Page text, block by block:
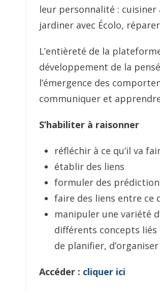
leur personnalité : cuisiner
jardiner avec Écolo,
L’entièreté de la
développement de la
l’émergence des
communiquer et
S’habiliter à raisonner
réfléchir à ce qu’il va
établir des liens
formuler des
faire des liens entre ce
manipuler une variété
différents concepts
de planifier,
Accéder : cliquer ici